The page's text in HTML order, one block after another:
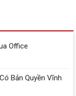
Office
Bản Quyền Vĩnh